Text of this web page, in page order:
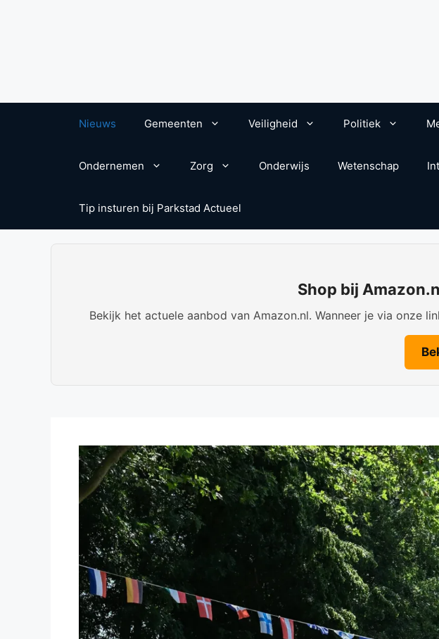
Nieuws Gemeenten Veiligheid Politiek
Ondernemen Zorg Onderwijs Wetenschap
Tip insturen bij Parkstad Actueel
Shop bij
Bekijk het actuele aanbod van Amazon.nl. Wanneer je via onze